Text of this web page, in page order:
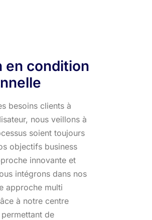
en condition
besoins clients à
nous veillons à
soient toujours
objectifs business
innovante et
intégrons dans nos
approche multi
à notre centre
de